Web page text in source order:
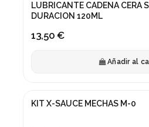
LUBRICANTE CADENA CERA
DURACION 120ML
13,50 €
Añadir al
KIT X-SAUCE MECHAS M-0